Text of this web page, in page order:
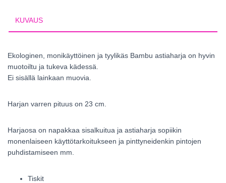
KUVAUS
Ekologinen, monikäyttöinen ja tyylikäs Bambu astiaharja on hyvin
muotoiltu ja tukeva kädessä.
Ei sisällä lainkaan muovia.
Harjan varren pituus on 23 cm.
Harjaosa on napakkaa sisalkuitua ja astiaharja sopiikin
monenlaiseen käyttötarkoitukseen ja pinttyneidenkin pintojen
puhdistamiseen mm.
Tiskit